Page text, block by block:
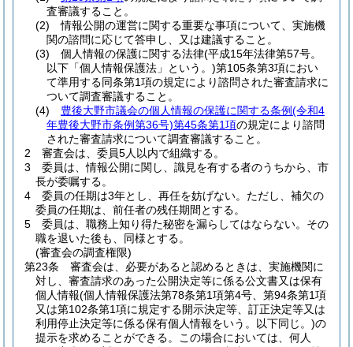
査審議すること。
(2)
情報公開の運営に関する重要な事項について、実施機
関の諮問に応じて答申し、又は建議すること。
(3)
個人情報の保護に関する法律(平成15年法律第57号。
以下「個人情報保護法」という。)第105条第3項におい
て準用する同条第1項の規定により諮問された審査請求に
ついて調査審議すること。
(4)
豊後大野市議会の個人情報の保護に関する条例(令和4
年豊後大野市条例第36号)第45条第1項の規定により諮問
された審査請求について調査審議すること。
2
審査会は、委員5人以内で組織する。
3
委員は、情報公開に関し、識見を有する者のうちから、市
長が委嘱する。
4
委員の任期は3年とし、再任を妨げない。 ただし、補欠の
委員の任期は、前任者の残任期間とする。
5
委員は、職務上知り得た秘密を漏らしてはならない。 その
職を退いた後も、同様とする。
(審査会の調査権限)
第23条
審査会は、必要があると認めるときは、実施機関に
対し、審査請求のあった公開決定等に係る公文書又は保有
個人情報(個人情報保護法第78条第1項第4号、第94条第1項
又は第102条第1項に規定する開示決定等、訂正決定等又は
利用停止決定等に係る保有個人情報をいう。以下同じ。)の
提示を求めることができる。
この場合においては、何人